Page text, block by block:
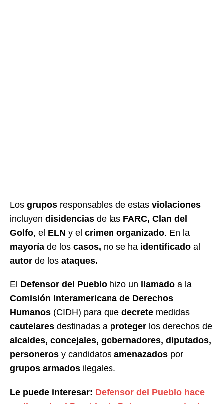
Los grupos responsables de estas violaciones
incluyen disidencias de las FARC, Clan del
Golfo, el ELN y el crimen organizado. En la
mayoría de los casos, no se ha identificado al
autor de los ataques.
El Defensor del Pueblo hizo un llamado a la
Comisión Interamericana de Derechos
Humanos (CIDH) para que decrete medidas
cautelares destinadas a proteger los derechos de
alcaldes, concejales, gobernadores, diputados,
personeros y candidatos amenazados por
grupos armados ilegales.
Le puede interesar: Defensor del Pueblo hace